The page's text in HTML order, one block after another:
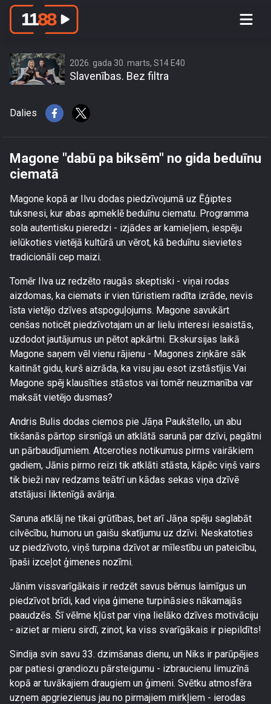
Magone \"dabū pa biksēm\" no gida
2026. gada 30. marts, S14 E40
Slavenības. Bez filtra
Dalies
Magone "dabū pa biksēm" no gida beduīnu
ciematā
Magone kopā ar Ilvu dodas piedzīvojumā uz Ēģiptes
tuksnesi, kur abas apmeklē beduīnu ciematu. Programma
sola autentisku pieredzi - izjādes ar kamieļiem, iespēju
ielūkoties vietējā kultūrā un vērot, kā beduīnu sievietes
tradicionāli cep maizi.
Tomēr Ilva uz redzēto raugās skeptiski - viņai rodas
aizdomas, ka ciemats ir vien tūristiem radīta izrāde, nevis
īsta vietējo dzīves atspoguļojums. Magone savukārt
cenšas noticēt piedzīvotajam un ar lielu interesi iesaistās,
uzdodot jautājumus un pētot apkārtni. Ekskursijas laikā
Magone saņem vēl vienu rājienu - Magones ziņkāre sāk
kaitināt gidu, kurš aizrāda, ka visu jau esot izstāstījis.Vai
Magone spēj klausīties stāstos vai tomēr neuzmanība var
maksāt vietējo dusmas?
Andris Bulis dodas ciemos pie Jāņa Paukštello, un abu
tikšanās pārtop sirsnīgā un atklātā sarunā par dzīvi, pagātni
un pārbaudījumiem. Atceroties notikumus pirms vairākiem
gadiem, Jānis pirmo reizi tik atklāti stāsta, kāpēc viņš vairs
tik bieži nav redzams teātrī un kādas sekas viņa dzīvē
atstājusi liktenīgā avārija.
Saruna atklāj ne tikai grūtības, bet arī Jāņa spēju saglabāt
cilvēcību, humoru un gaišu skatījumu uz dzīvi. Neskatoties
uz piedzīvoto, viņš turpina dzīvot ar mīlestību un pateicību,
īpaši izceļot ģimenes nozīmi.
Jānim vissvarīgākais ir redzēt savus bērnus laimīgus un
piedzīvot brīdi, kad viņa ģimene turpināsies nākamajās
paaudzēs. Šī vēlme kļūst par viņa lielāko dzīves motivāciju
- aiziet ar mieru sirdī, zinot, ka viss svarīgākais ir piepildīts!
Sindija svin savu 33. dzimšanas dienu, un Niks ir parūpējies
par patiesi grandiozu pārsteigumu - izbraucienu limuzīnā
kopā ar tuvākajiem draugiem un ģimeni. Svētku atmosfēra
uzņem apgriezienus jau no pirmajiem mirkļiem - ierodas